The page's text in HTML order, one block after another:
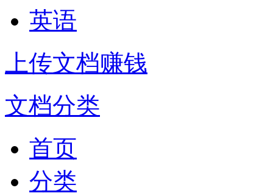
英语
上传文档赚钱
文档分类
首页
分类